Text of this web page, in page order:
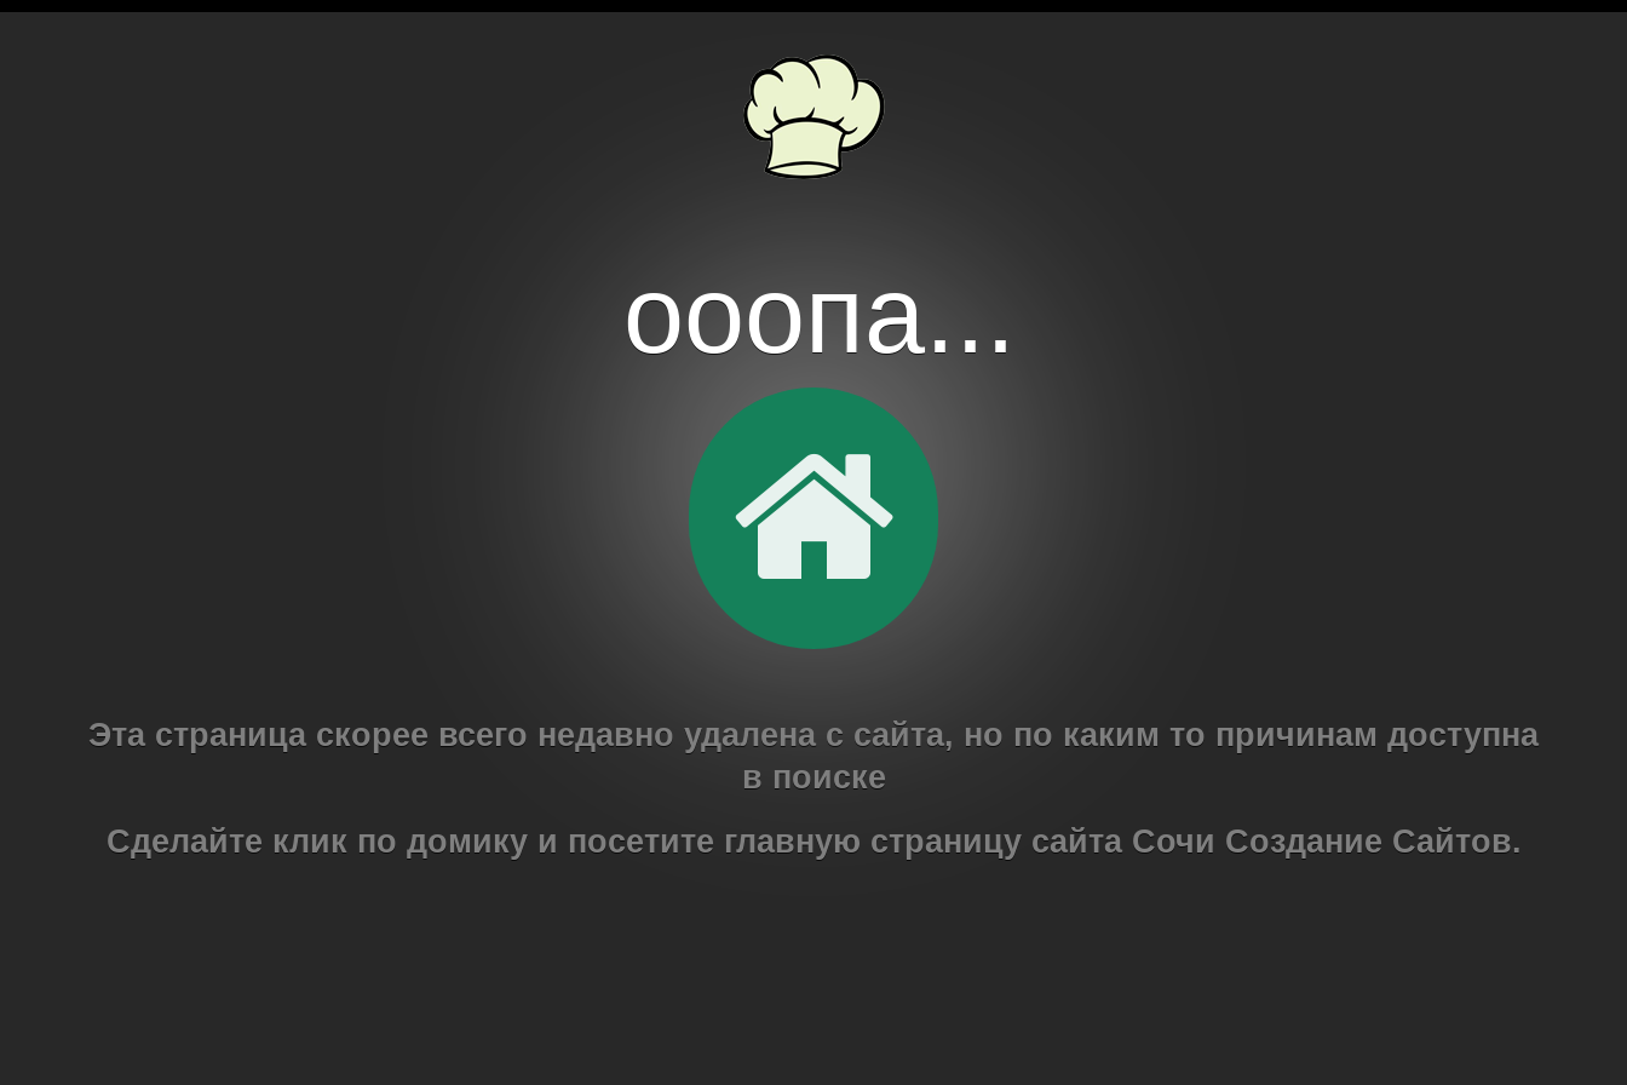
ооопа...
Эта страница скорее всего недавно удалена с сайта, но по каким то причинам доступна
в поиске
Сделайте клик по домику и посетите главную страницу сайта Сочи Создание Сайтов.